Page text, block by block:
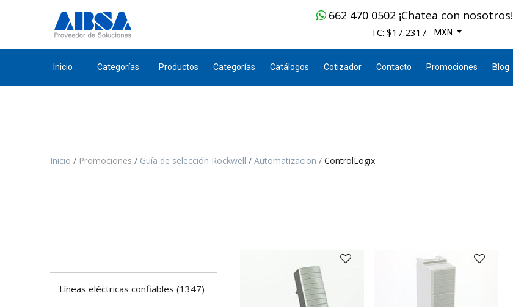
662 470 0502 ¡Chatea con nosotros!
TC: $17.2317 MXN
Inicio Categorías Productos Categorías Catálogos Cotizador Contacto Promociones Blog
Inicio Promociones Guía de selección Rockwell Automatizacion ControlLogix
​Líneas eléctricas confiables (1347)